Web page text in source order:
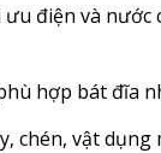
ưu điện và nước
hợp bát đĩa
chén, vật dụng